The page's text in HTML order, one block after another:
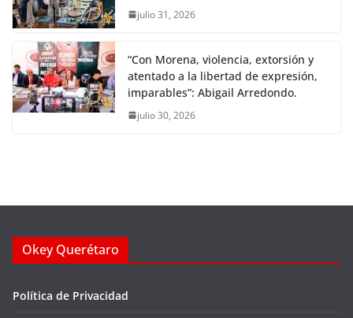
julio 31, 2026
“Con Morena, violencia, extorsión y
atentado a la libertad de expresión,
imparables”: Abigail Arredondo.
julio 30, 2026
Okey Querétaro
Política de Privacidad